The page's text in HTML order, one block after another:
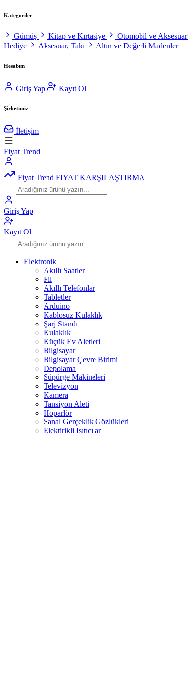
Kategoriler
Gümüş Kitap ve Kırtasiye Otomobil ve Aksesuar
Hediye
Aksesuar, Takı Altın ve Değerli Madenler
Hesabım
Giriş Yap Kayıt Ol
Şirketimiz
İletişim
Fiyat Trend
Fiyat Trend FIYAT KARŞILAŞTIRMA
Giriş Yap
Kayıt Ol
Elektronik
Akıllı Saatler
Pil
Akıllı Telefonlar
Tabletler
Arduino
Kablosuz Kulaklık
Şarj Standı
Kulaklık
Küçük Ev Aletleri
Bilgisayar
Bilgisayar Çevre Birimi
Depolama
Süpürge Makineleri
Televizyon
Kamera
Tansiyon Aleti
Hoparlör
Sanal Gerçeklik Gözlükleri
Elektirikli Isıtıcılar